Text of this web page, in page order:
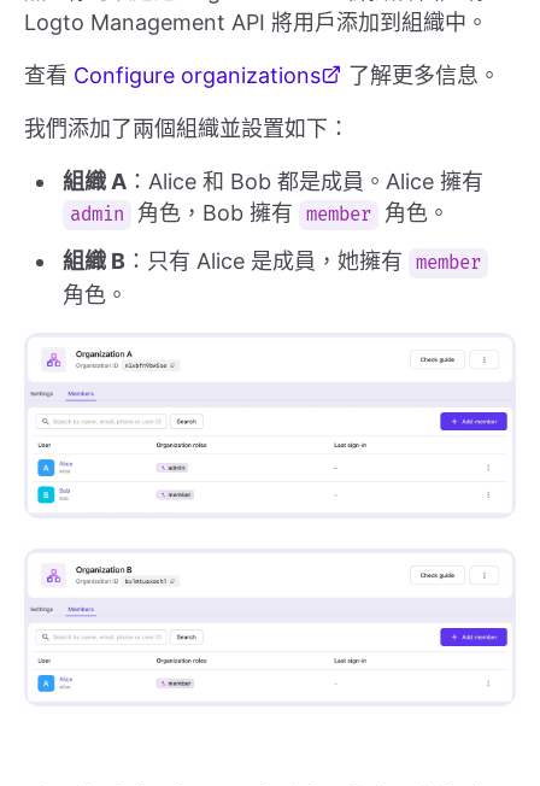
Logto Management API 將用戶添加到組織中。
查看 Configure organizations 了解更多信息。
我們添加了兩個組織並設置如下：
組織 A ：Alice 和 Bob 都是成員。Alice 擁有
admin 角色，Bob 擁有 member
角色。
組織 B ：只有 Alice 是成員，她擁有 member
角色。